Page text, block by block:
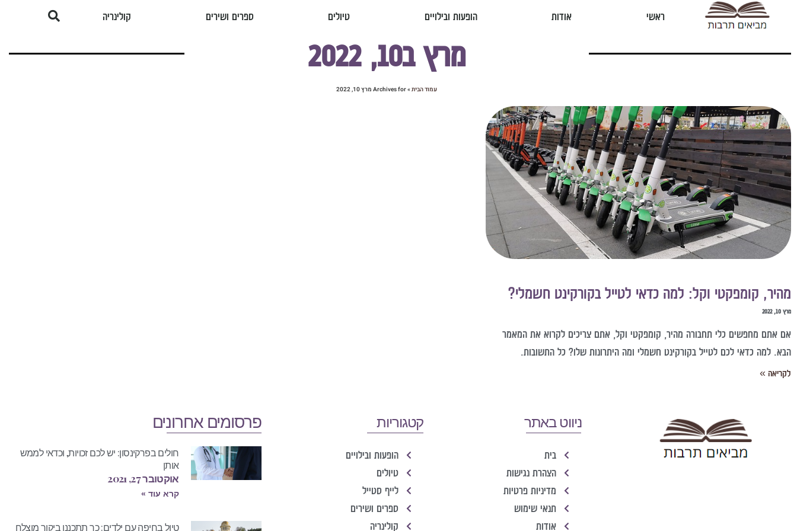
ראשי אודות הופעות ובילויים טיולים ספרים ושירים קולינריה
מרץ ב10, 2022
עמוד הבית»Archives for מרץ 10, 2022
מהיר, קומפקטי וקל: למה כדאי לטייל בקורקינט חשמלי?
מרץ 10, 2022
אם אתם מחפשים כלי תחבורה מהיר, קומפקטי וקל, אתם צריכים לקרוא את המאמר
הבא. למה כדאי לכם לטייל בקורקינט חשמלי ומה היתרונות שלו? כל התשובות.
לקריאה »
ניווט באתר
בית
הצהרת נגישות
מדיניות פרטיות
תנאי שימוש
אודות
קטגוריות
הופעות ובילויים
טיולים
לייף סטייל
ספרים ושירים
קולינריה
פרסומים אחרונים
חולים בפרקינסון: יש לכם זכויות, וכדאי לממש
אותן
אוקטובר 27, 2021
קרא עוד »
טיול בחיפה עם ילדים: כך תתכננו ביקור מוצלח